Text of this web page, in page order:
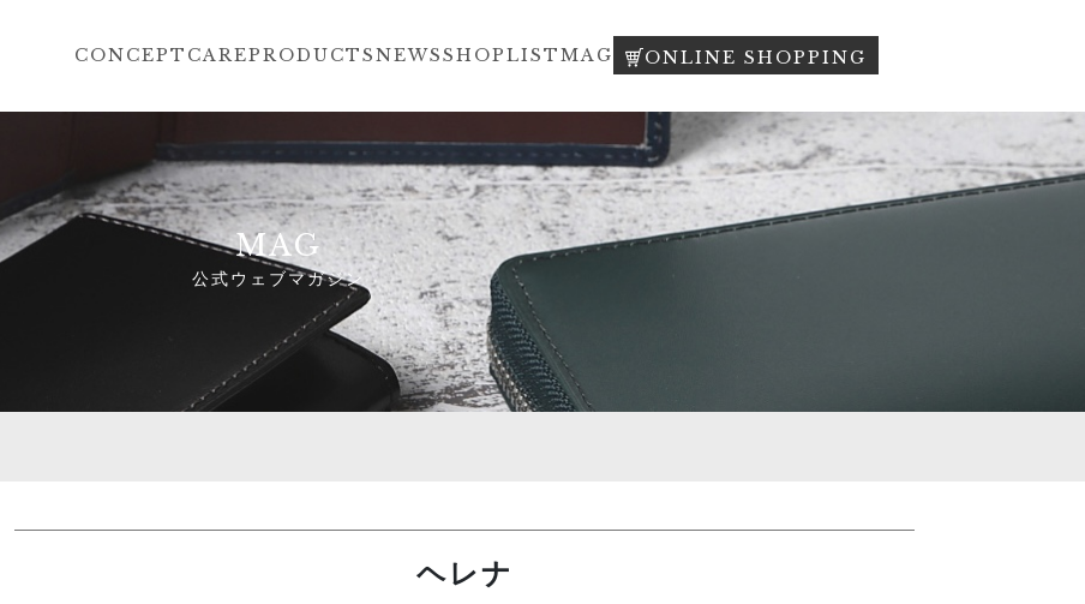
CONCEPT CAREPRODUCTSNEWSSHOPLISTMAG ONLINE SHOPPING
MAG
公式ウェブマガジン
ヘレナ